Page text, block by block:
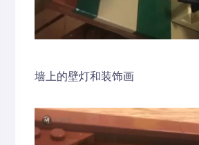
墙上的壁灯和装饰画